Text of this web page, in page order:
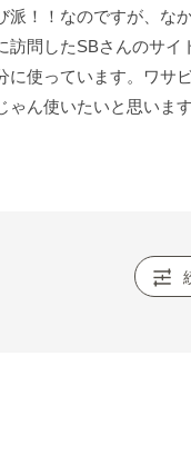
派！！なのですが、な
訪問したSBさんのサ
に使っています。ワサ
ん使いたいと思います